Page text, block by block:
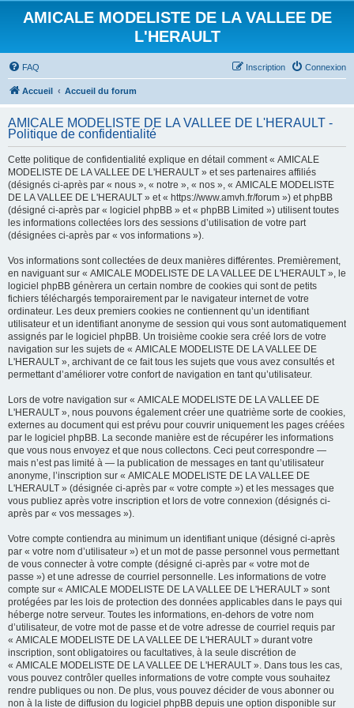
AMICALE MODELISTE DE LA VALLEE DE
L'HERAULT
FAQ Connexion
Inscription
Accueil Accueil du forum
AMICALE MODELISTE DE LA VALLEE DE L'HERAULT -
Politique de confidentialité
Cette politique de confidentialité explique en détail comment « AMICALE
MODELISTE DE LA VALLEE DE L'HERAULT » et ses partenaires affiliés
(désignés ci-après par « nous », « notre », « nos », « AMICALE MODELISTE
DE LA VALLEE DE L'HERAULT » et « https://www.amvh.fr/forum ») et phpBB
(désigné ci-après par « logiciel phpBB » et « phpBB Limited ») utilisent toutes
les informations collectées lors des sessions d’utilisation de votre part
(désignées ci-après par « vos informations »).
Vos informations sont collectées de deux manières différentes. Premièrement,
en naviguant sur « AMICALE MODELISTE DE LA VALLEE DE L'HERAULT », le
logiciel phpBB génèrera un certain nombre de cookies qui sont de petits
fichiers téléchargés temporairement par le navigateur internet de votre
ordinateur. Les deux premiers cookies ne contiennent qu’un identifiant
utilisateur et un identifiant anonyme de session qui vous sont automatiquement
assignés par le logiciel phpBB. Un troisième cookie sera créé lors de votre
navigation sur les sujets de « AMICALE MODELISTE DE LA VALLEE DE
L'HERAULT », archivant de ce fait tous les sujets que vous avez consultés et
permettant d’améliorer votre confort de navigation en tant qu’utilisateur.
Lors de votre navigation sur « AMICALE MODELISTE DE LA VALLEE DE
L'HERAULT », nous pouvons également créer une quatrième sorte de cookies,
externes au document qui est prévu pour couvrir uniquement les pages créées
par le logiciel phpBB. La seconde manière est de récupérer les informations
que vous nous envoyez et que nous collectons. Ceci peut correspondre —
mais n’est pas limité à — la publication de messages en tant qu’utilisateur
anonyme, l’inscription sur « AMICALE MODELISTE DE LA VALLEE DE
L'HERAULT » (désignée ci-après par « votre compte ») et les messages que
vous publiez après votre inscription et lors de votre connexion (désignés ci-
après par « vos messages »).
Votre compte contiendra au minimum un identifiant unique (désigné ci-après
par « votre nom d’utilisateur ») et un mot de passe personnel vous permettant
de vous connecter à votre compte (désigné ci-après par « votre mot de
passe ») et une adresse de courriel personnelle. Les informations de votre
compte sur « AMICALE MODELISTE DE LA VALLEE DE L'HERAULT » sont
protégées par les lois de protection des données applicables dans le pays qui
héberge notre serveur. Toutes les informations, en-dehors de votre nom
d’utilisateur, de votre mot de passe et de votre adresse de courriel requis par
« AMICALE MODELISTE DE LA VALLEE DE L'HERAULT » durant votre
inscription, sont obligatoires ou facultatives, à la seule discrétion de
« AMICALE MODELISTE DE LA VALLEE DE L'HERAULT ». Dans tous les cas,
vous pouvez contrôler quelles informations de votre compte vous souhaitez
rendre publiques ou non. De plus, vous pouvez décider de vous abonner ou
non à la liste de diffusion du logiciel phpBB depuis une option disponible sur